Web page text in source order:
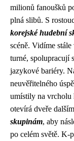
milionů fanoušků
plná slibů. S
korejské hudební
scéně. Vidíme
turné, spolupracují
jazykové bariéry.
neuvěřitelného
umístily na vrcholu
otevírá dveře
skupinám, aby
po celém světě. K-